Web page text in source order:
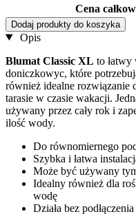
Cena
Dodaj produkty do koszyka
Opis
Blumat Classic XL to łatwy
doniczkowyc, które
również idealne rozwiązanie
tarasie w czasie wakacji.
używany przez cały rok i
ilość wody.
Do równomiernego
Szybka i łatwa
Może być używany
Idealny również dla
wodę
Działa bez